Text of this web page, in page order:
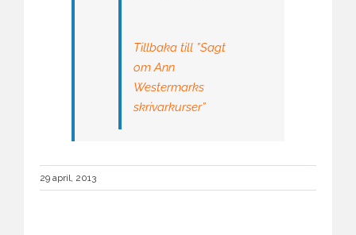
Tillbaka till ”Sagt
om Ann
Westermarks
skrivarkurser”
29 april, 2013